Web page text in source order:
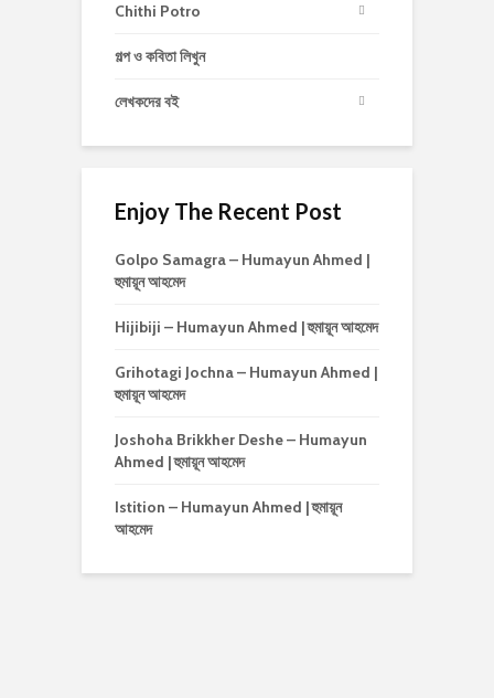
Chithi Potro
গল্প ও কবিতা লিখুন
লেখকদের বই
Enjoy The Recent Post
Golpo Samagra – Humayun Ahmed |
হুমায়ূন আহমেদ
Hijibiji – Humayun Ahmed | হুমায়ূন আহমেদ
Grihotagi Jochna – Humayun Ahmed |
হুমায়ূন আহমেদ
Joshoha Brikkher Deshe – Humayun
Ahmed | হুমায়ূন আহমেদ
Istition – Humayun Ahmed | হুমায়ূন
আহমেদ